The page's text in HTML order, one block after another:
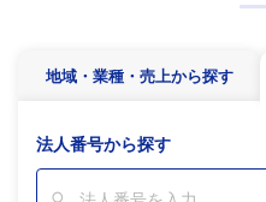
地域・業種・売上から探す
法人番号から探す